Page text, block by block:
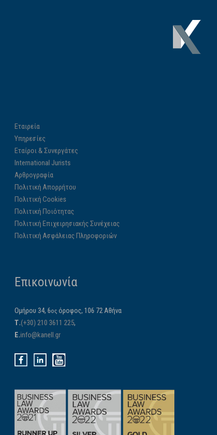
Εταιρεία
Υπηρεσίες
Εταίροι & Συνεργάτες
International Jurists
Αρθρογραφία
Πολιτική Απορρήτου
Πολιτική Cookies
Πολιτική Ποιότητας
Πολιτική Επιχειρησιακής Συνέχειας
Πολιτική Ασφάλειας Πληροφοριών
Επικοινωνία
Ομήρου 34, 6ος όροφος, 106 72 Αθήνα
Τ.(+30) 210 3611 225,
E.info@kanell.gr